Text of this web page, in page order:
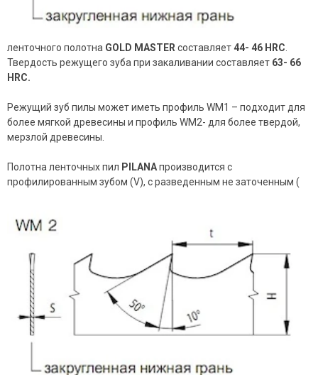
ленточного полотна GOLD MASTER составляет44- 46 HRC
Твердость режущего зуба при закаливании составляет 63- 66
HRC.
Режущий зуб пилы может иметь профиль WM1 – подходит для
более мягкой древесины и профиль WM2- для более твердой,
мерзлой древесины.
Полотна ленточных пил PILANAпроизводится с
профилированным зубом (V), с разведенным не заточенным (